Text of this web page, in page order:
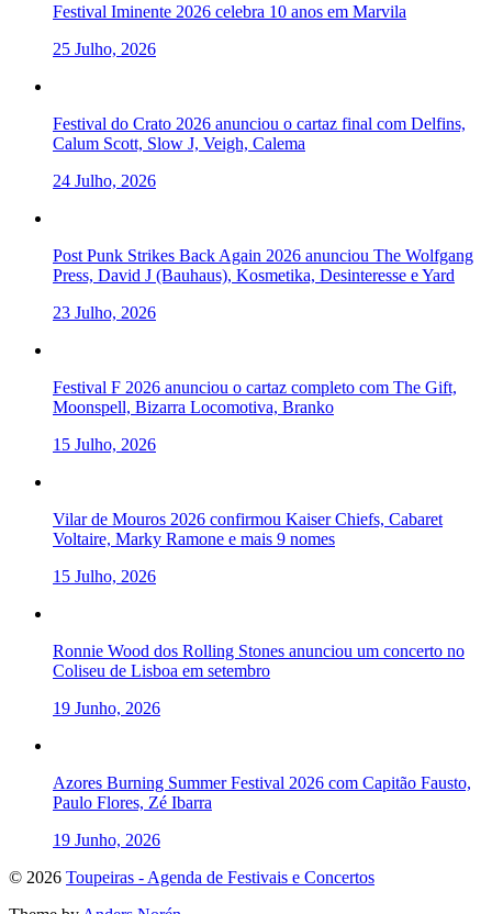
Festival Iminente 2026 celebra 10 anos em Marvila
25 Julho, 2026
Festival do Crato 2026 anunciou o cartaz final com Delfins,
Calum Scott, Slow J, Veigh, Calema
24 Julho, 2026
Post Punk Strikes Back Again 2026 anunciou The Wolfgang
Press, David J (Bauhaus), Kosmetika, Desinteresse e Yard
23 Julho, 2026
Festival F 2026 anunciou o cartaz completo com The Gift,
Moonspell, Bizarra Locomotiva, Branko
15 Julho, 2026
Vilar de Mouros 2026 confirmou Kaiser Chiefs, Cabaret
Voltaire, Marky Ramone e mais 9 nomes
15 Julho, 2026
Ronnie Wood dos Rolling Stones anunciou um concerto no
Coliseu de Lisboa em setembro
19 Junho, 2026
Azores Burning Summer Festival 2026 com Capitão Fausto,
Paulo Flores, Zé Ibarra
19 Junho, 2026
To
© 2026 Toupeiras - Agenda de Festivais e Concertos